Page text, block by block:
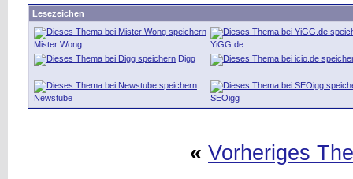
Lesezeichen
Mister Wong
YiGG.de
Digg
Newstube SEOigg
« Vorheriges